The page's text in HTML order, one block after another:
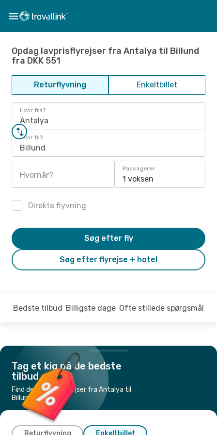
Opdag lavprisflyrejser fra Antalya til Billund
fra DKK 551
Returflyvning Enkeltbillet
Hvor fra?
Antalya
Hvor til?
Billund
Hvornår?
Passagerer
1 voksen
Direkte flyvning
Søg efter flyrejse + hotel
Søg efter fly
Bedste tilbud Billigste dage Ofte stillede spørgsmål
Tag et kig på de bedste
tilbud
Find de billigste flyrejser fra Antalya til
Billund
Returflyvning Enkeltbillet